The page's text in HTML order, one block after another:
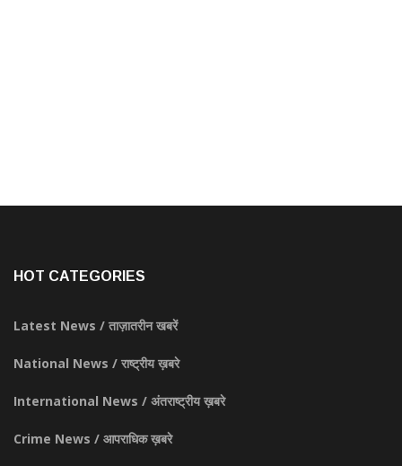
HOT CATEGORIES
Latest News / ताज़ातरीन खबरें
National News / राष्ट्रीय ख़बरे
International News / अंतराष्ट्रीय ख़बरे
Crime News / आपराधिक ख़बरे